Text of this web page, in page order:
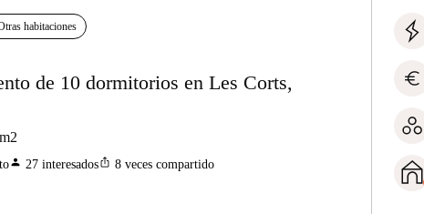
habitaciones
de 10 dormitorios en Les Corts,
m2
person 27 interesadosios_share 8 veces compartido
euro